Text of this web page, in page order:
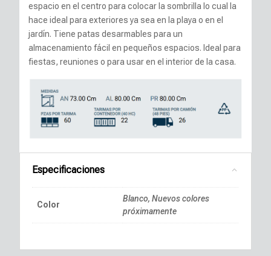
espacio en el centro para colocar la sombrilla lo cual la
hace ideal para exteriores ya sea en la playa o en el
jardín. Tiene patas desarmables para un
almacenamiento fácil en pequeños espacios. Ideal para
fiestas, reuniones o para usar en el interior de la casa.
Especificaciones
Color
Blanco, Nuevos colores
próximamente